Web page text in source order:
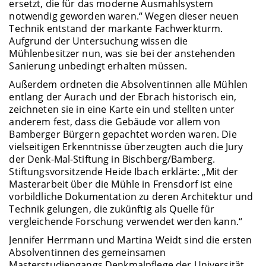
ersetzt, die für das moderne Ausmahlsystem
notwendig geworden waren.“ Wegen dieser neuen
Technik entstand der markante Fachwerkturm.
Aufgrund der Untersuchung wissen die
Mühlenbesitzer nun, was sie bei der anstehenden
Sanierung unbedingt erhalten müssen.
Außerdem ordneten die Absolventinnen alle Mühlen
entlang der Aurach und der Ebrach historisch ein,
zeichneten sie in eine Karte ein und stellten unter
anderem fest, dass die Gebäude vor allem von
Bamberger Bürgern gepachtet worden waren. Die
vielseitigen Erkenntnisse überzeugten auch die Jury
der Denk-Mal-Stiftung in Bischberg/Bamberg.
Stiftungsvorsitzende Heide Ibach erklärte: „Mit der
Masterarbeit über die Mühle in Frensdorf ist eine
vorbildliche Dokumentation zu deren Architektur und
Technik gelungen, die zukünftig als Quelle für
vergleichende Forschung verwendet werden kann.“
Jennifer Herrmann und Martina Weidt sind die ersten
Absolventinnen des gemeinsamen